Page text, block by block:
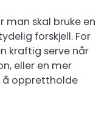
man skal bruke en
forskjell. For
kraftig serve når
eller en mer
å opprettholde